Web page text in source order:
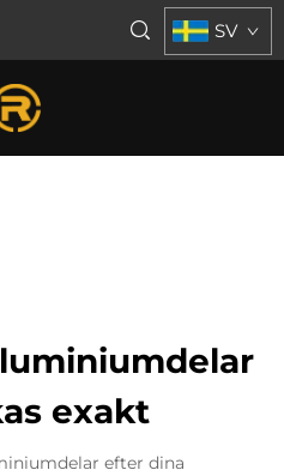
SV
exakt
efter dina